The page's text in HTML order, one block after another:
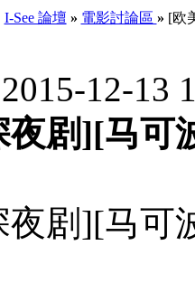
I-See 論壇 » 電影討論區 » [欧
2015-12-13
剧][马可
剧][马可